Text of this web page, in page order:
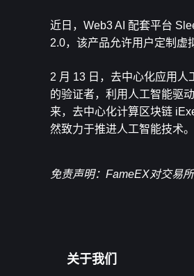
近日，Web3 AI 配套平台
2.0，该产品允许用户定制虚
2 月 13 日，去中心化应用
的验证者，利用人工智能驱
来，去中心化计算区块链
然致力于推进人工智能技术。
免责声明：FameEX对交易
关于我们